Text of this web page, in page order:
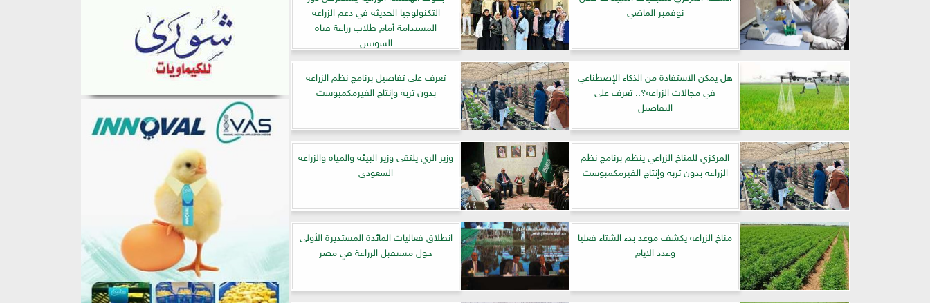
نوفمبر الماضي
التكنولوجيا الحديثة في دعم الزراعة
المستدامة أمام طلاب زراعة قناة
السويس
هل يمكن الاستفادة من الذكاء الإصطناعي
في مجالات الزراعة؟.. تعرف على
التفاصيل
تعرف على تفاصيل برنامج نظم الزراعة
بدون تربة وإنتاج الفيرمكمبوست
المركزي للمناخ الزراعي ينظم برنامج نظم
الزراعة بدون تربة وإنتاج الفيرمكمبوست
وزير الري يلتقى وزير البيئة والمياه والزراعة
السعودى
مناخ الزراعة يكشف موعد بدء الشتاء فعليا
وعدد الايام
انطلاق فعاليات المائدة المستديرة الأولى
حول مستقبل الزراعة في مصر